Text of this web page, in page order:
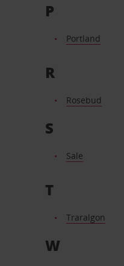
P
Portland
R
Rosebud
S
Sale
T
Traralgon
W